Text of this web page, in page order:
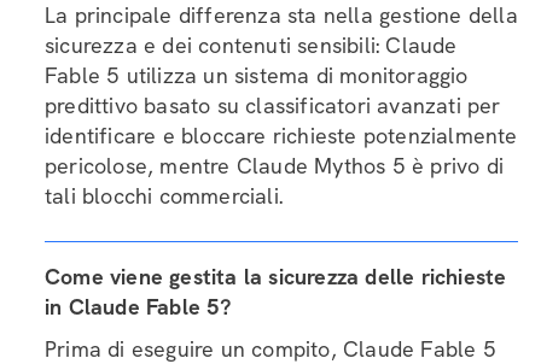
La principale differenza sta nella gestione della
sicurezza e dei contenuti sensibili: Claude
Fable 5 utilizza un sistema di monitoraggio
predittivo basato su classificatori avanzati per
identificare e bloccare richieste potenzialmente
pericolose, mentre Claude Mythos 5 è privo di
tali blocchi commerciali.
Come viene gestita la sicurezza delle richieste
in Claude Fable 5?
Prima di eseguire un compito, Claude Fable 5